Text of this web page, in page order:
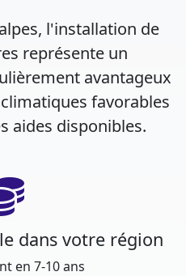
l'installation de
représente un
avantageux
favorables
aides disponibles.
dans votre région
en 7-10 ans